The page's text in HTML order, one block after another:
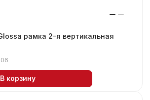
рамка 2-я вертикальная
В корзину